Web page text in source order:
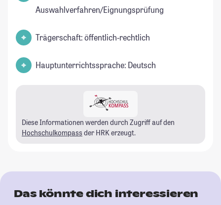
Auswahlverfahren/Eignungsprüfung
Trägerschaft: öffentlich-rechtlich
Hauptunterrichtssprache: Deutsch
Diese Informationen werden durch Zugriff auf den
Hochschulkompass der HRK erzeugt.
Das könnte dich interessieren